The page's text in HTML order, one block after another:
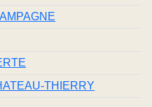
THIERRY